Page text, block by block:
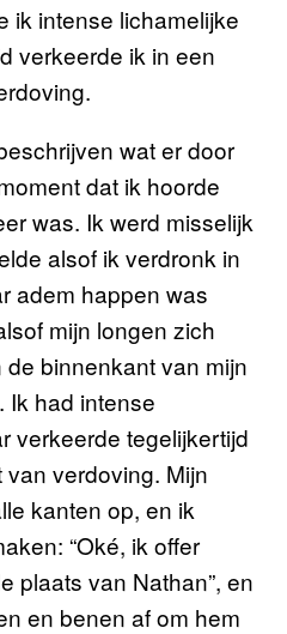
ik intense lichamelijke
verkeerde ik in een
wat er door
dat ik hoorde
was. Ik werd misselijk
alsof ik verdronk in
adem happen was
mijn longen zich
binnenkant van mijn
Ik had intense
verkeerde tegelijkertijd
verdoving. Mijn
kanten op, en ik
“Oké, ik offer
plaats van Nathan”, en
en benen af om hem